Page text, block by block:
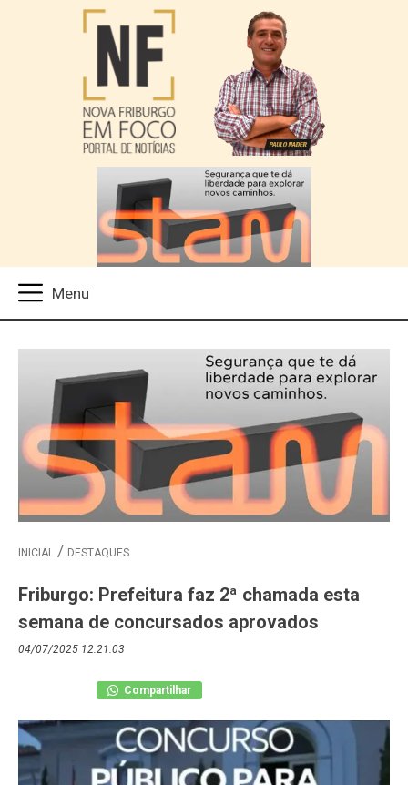
INICIAL DESTAQUES
Friburgo: Prefeitura faz 2ª chamada esta
semana de concursados aprovados
04/07/2025 12:21:03
Compartilhar